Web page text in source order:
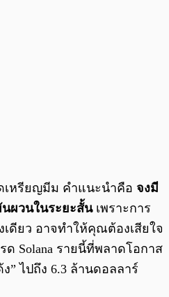
เหรียญมีม คำแนะนำคือ จงมี
ผวนในระยะสั้นเพราะการ
ดียว อาจทำให้คุณต้องเสียใจ
Solana รายนี้ที่พลาดโอกาส
” ไปถึง 6.3 ล้านดอลลาร์